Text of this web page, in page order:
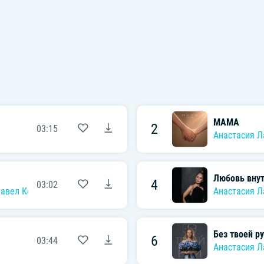
03:15 2
МАМА
Анастасия
Ковалёв, Андрей Бирин Варя Новошинская,Юлия Баранчук
03:02 4
Любовь
Анастасия
03:44 6
Без твоей
Анастасия